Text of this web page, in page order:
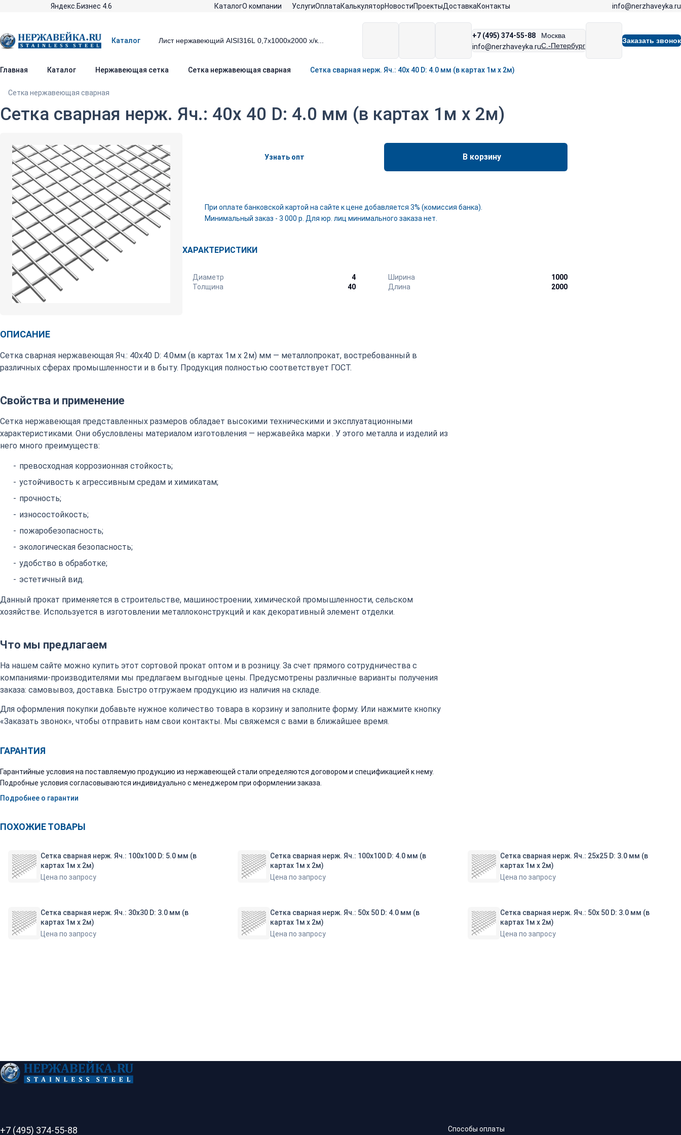
Яндекс.Бизнес 4.6 КаталогО компании УслугиОплатаКалькуляторНовостиПроектыДоставкаКонтакты info@nerzhaveyka.ru
Каталог
+7 (495) 374-55-88
info@nerzhaveyka.ru
Москва
С.-Петербург
Заказать звонок
Главная Каталог Нержавеющая сетка Сетка нержавеющая сварная Сетка сварная нерж. Яч.: 40х 40 D: 4.0 мм (в картах 1м х 2м)
Сетка нержавеющая сварная
Сетка сварная нерж. Яч.: 40х 40 D: 4.0 мм (в картах 1м х 2м)
Узнать опт В корзину
При оплате банковской картой на сайте к цене добавляется 3% (комиссия банка).
Минимальный заказ - 3 000 р. Для юр. лиц минимального заказа нет.
ХАРАКТЕРИСТИКИ
Диаметр
4
Толщина
40
Ширина
1000
Длина
2000
ОПИСАНИЕ
Сетка сварная нержавеющая Яч.: 40х40 D: 4.0мм (в картах 1м х 2м) мм — металлопрокат, востребованный в
различных сферах промышленности и в быту. Продукция полностью соответствует ГОСТ.
Свойства и применение
Сетка нержавеющая представленных размеров обладает высокими техническими и эксплуатационными
характеристиками. Они обусловлены материалом изготовления — нержавейка марки . У этого металла и изделий из
него много преимуществ:
превосходная коррозионная стойкость;
устойчивость к агрессивным средам и химикатам;
прочность;
износостойкость;
пожаробезопасность;
экологическая безопасность;
удобство в обработке;
эстетичный вид.
Данный прокат применяется в строительстве, машиностроении, химической промышленности, сельском
хозяйстве. Используется в изготовлении металлоконструкций и как декоративный элемент отделки.
Что мы предлагаем
На нашем сайте можно купить этот сортовой прокат оптом и в розницу. За счет прямого сотрудничества с
компаниями-производителями мы предлагаем выгодные цены. Предусмотрены различные варианты получения
заказа: самовывоз, доставка. Быстро отгружаем продукцию из наличия на складе.
Для оформления покупки добавьте нужное количество товара в корзину и заполните форму. Или нажмите кнопку
«Заказать звонок», чтобы отправить нам свои контакты. Мы свяжемся с вами в ближайшее время.
ГАРАНТИЯ
Гарантийные условия на поставляемую продукцию из нержавеющей стали определяются договором и спецификацией к нему.
Подробные условия согласовываются индивидуально с менеджером при оформлении заказа.
Подробнее о гарантии
ПОХОЖИЕ ТОВАРЫ
Сетка сварная нерж. Яч.: 100х100 D: 5.0 мм (в
картах 1м х 2м)
Цена по запросу
Сетка сварная нерж. Яч.: 100х100 D: 4.0 мм (в
картах 1м х 2м)
Цена по запросу
Сетка сварная нерж. Яч.: 25х25 D: 3.0 мм (в
картах 1м х 2м)
Цена по запросу
Сетка сварная нерж. Яч.: 30х30 D: 3.0 мм (в
картах 1м х 2м)
Цена по запросу
Сетка сварная нерж. Яч.: 50х 50 D: 4.0 мм (в
картах 1м х 2м)
Цена по запросу
Сетка сварная нерж. Яч.: 50х 50 D: 3.0 мм (в
картах 1м х 2м)
Цена по запросу
+7 (495) 374-55-88 Способы оплаты